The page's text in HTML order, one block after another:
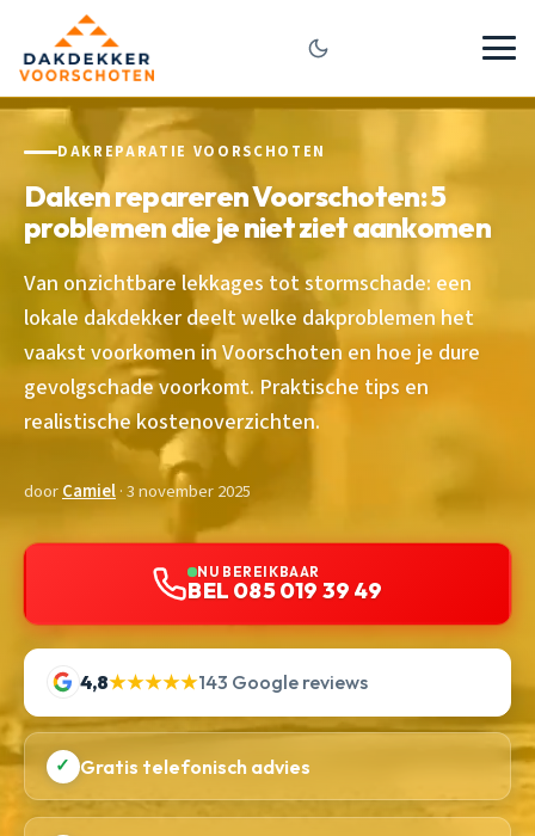
DAKREPARATIE VOORSCHOTEN
Daken repareren Voorschoten: 5
problemen die je niet ziet aankomen
Van onzichtbare lekkages tot stormschade: een
lokale dakdekker deelt welke dakproblemen het
vaakst voorkomen in Voorschoten en hoe je dure
gevolgschade voorkomt. Praktische tips en
realistische kostenoverzichten.
doorCamiel· 3 november 2025
NU BEREIKBAAR
BEL 085 019 39 49
4,8★★★★★143 Google reviews
✓ Gratis telefonisch advies